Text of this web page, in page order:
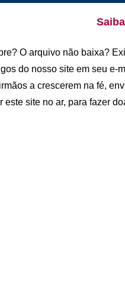
O arquivo não baixa?
do nosso site em seu e-
a crescerem na fé,
este site no ar, para fazer